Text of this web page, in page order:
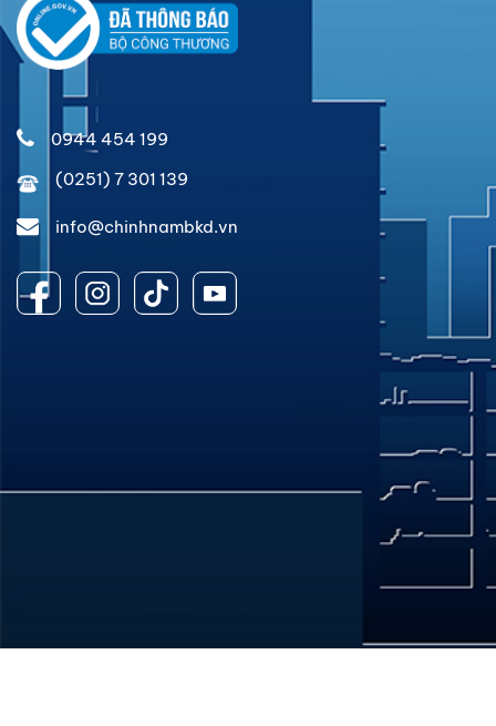
0944 454 199
(0251) 7 301 139
info@chinhnambkd.vn